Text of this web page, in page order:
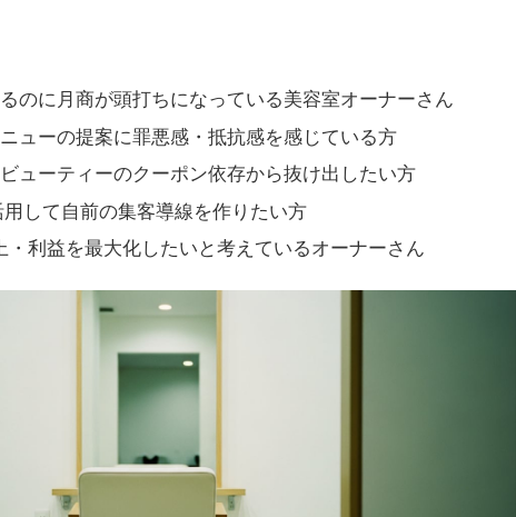
のに月商が頭打ちになっている美容室オーナーさん
ューの提案に罪悪感・抵抗感を感じている方
ューティーのクーポン依存から抜け出したい方
して自前の集客導線を作りたい方
・利益を最大化したいと考えているオーナーさん